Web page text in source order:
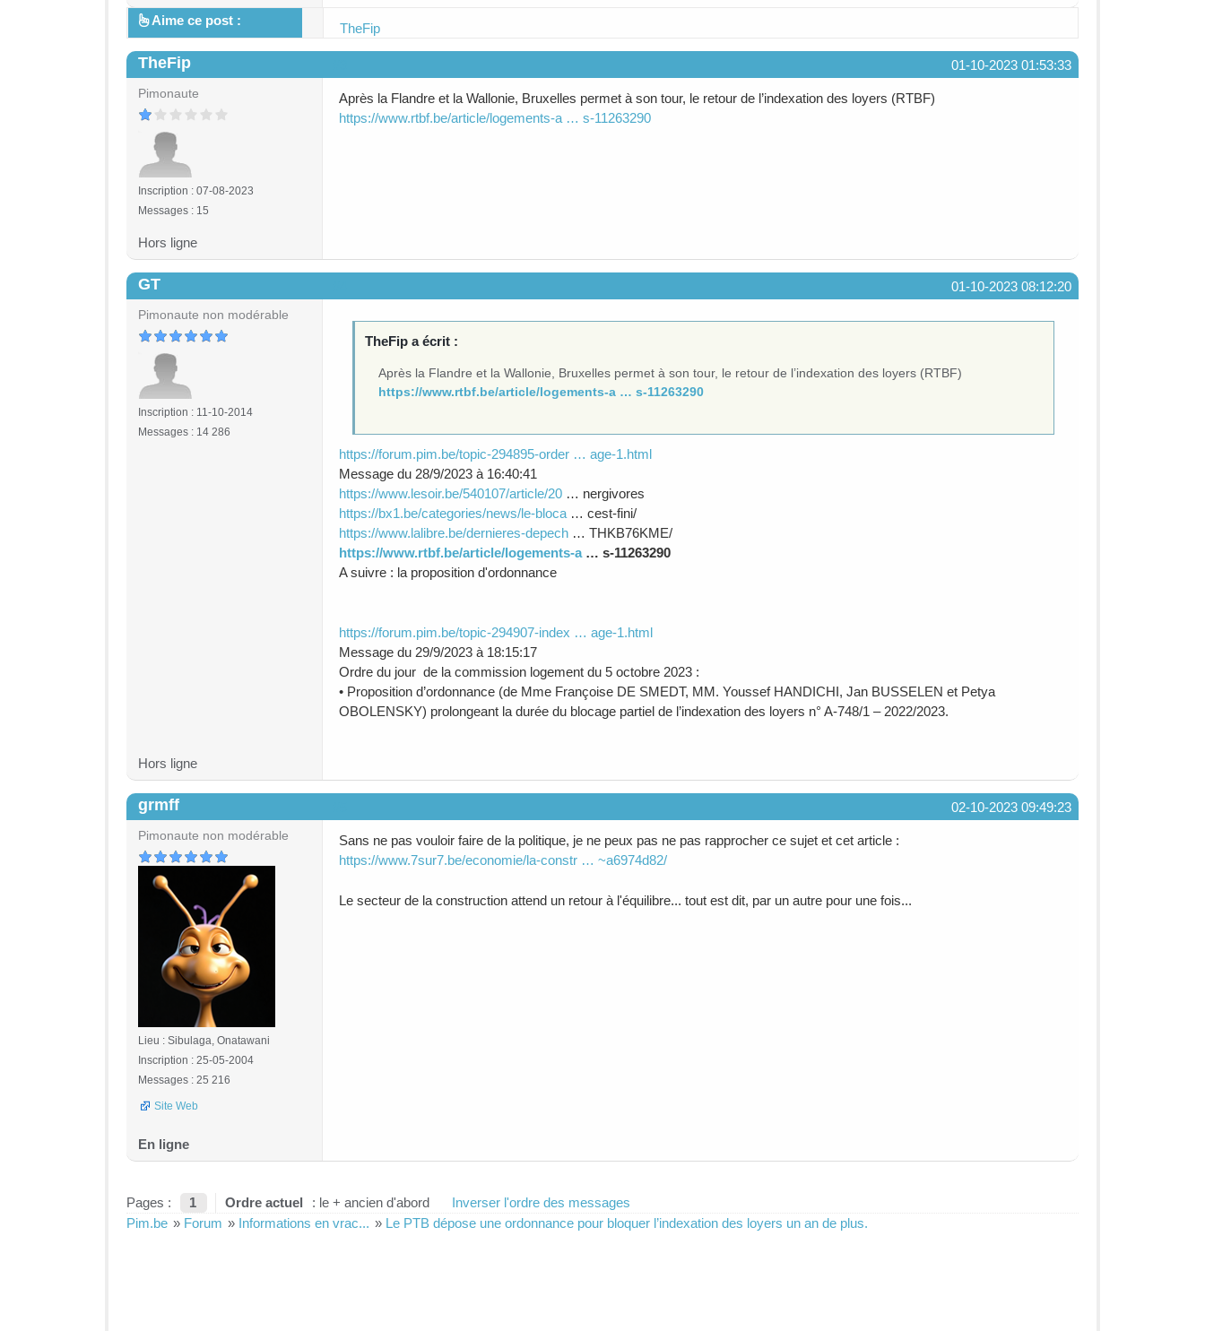
Aime ce post :
TheFip
01-10-2023 01:53:33
TheFip
Pimonaute
Inscription : 07-08-2023
Messages : 15
Après la Flandre et la Wallonie, Bruxelles permet à son tour, le retour de l’indexation des loyers (RTBF)
https://www.rtbf.be/article/logements-a … s-11263290
Hors ligne
01-10-2023 08:12:20
GT
Pimonaute non modérable
Inscription : 11-10-2014
Messages : 14 286
TheFip a écrit :
Après la Flandre et la Wallonie, Bruxelles permet à son tour, le retour de l’indexation des loyers (RTBF)
https://www.rtbf.be/article/logements-a … s-11263290
https://forum.pim.be/topic-294895-order … age-1.html
Message du 28/9/2023 à 16:40:41
https://www.lesoir.be/540107/article/20 … nergivores
https://bx1.be/categories/news/le-bloca … cest-fini/
https://www.lalibre.be/dernieres-depech … THKB76KME/
https://www.rtbf.be/article/logements-a… s-11263290
A suivre : la proposition d'ordonnance
https://forum.pim.be/topic-294907-index … age-1.html
Message du 29/9/2023 à 18:15:17
Ordre du jour de la commission logement du 5 octobre 2023 :
• Proposition d’ordonnance (de Mme Françoise DE SMEDT, MM. Youssef HANDICHI, Jan BUSSELEN et Petya
OBOLENSKY) prolongeant la durée du blocage partiel de l’indexation des loyers n° A-748/1 – 2022/2023.
Hors ligne
02-10-2023 09:49:23
grmff
Pimonaute non modérable
Lieu : Sibulaga, Onatawani
Inscription : 25-05-2004
Messages : 25 216
Site Web
Sans ne pas vouloir faire de la politique, je ne peux pas ne pas rapprocher ce sujet et cet article :
https://www.7sur7.be/economie/la-constr … ~a6974d82/
Le secteur de la construction attend un retour à l'équilibre... tout est dit, par un autre pour une fois...
En ligne
Pages : 1 Ordre actuel : le + ancien d'abord
Inverser l'ordre des messages
Pim.be » Forum » Informations en vrac... » Le PTB dépose une ordonnance pour bloquer l’indexation des loyers un an de plus.